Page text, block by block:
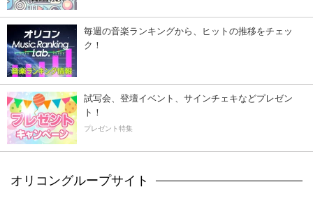
毎週の音楽ランキングから、ヒットの推移をチェッ
ク！
試写会、登壇イベント、サインチェキなどプレゼン
ト！
プレゼント特集
オリコングループサイト